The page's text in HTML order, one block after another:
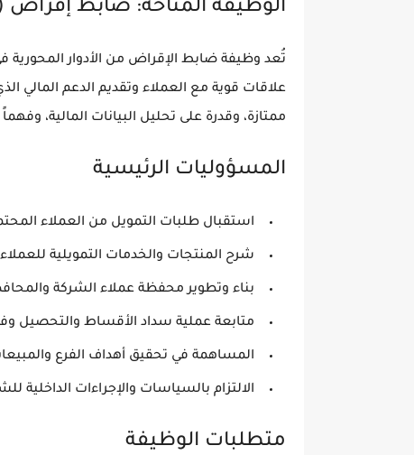
الوظيفة المتاحة: ضابط إقراض
تُعد وظيفة ضابط الإقراض من الأدوار المحورية
علاقات قوية مع العملاء وتقديم الدعم المالي
ممتازة، وقدرة على تحليل البيانات المالية،
المسؤوليات الرئيسية
استقبال طلبات التمويل من العملاء
شرح المنتجات والخدمات التمويلية
بناء وتطوير محفظة عملاء الشركة
متابعة عملية سداد الأقساط والتحصيل
المساهمة في تحقيق أهداف الفرع
الالتزام بالسياسات والإجراءات الداخلية
متطلبات الوظيفة